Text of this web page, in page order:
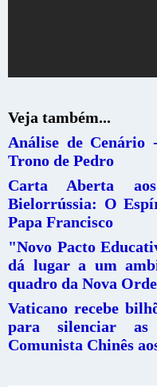
Veja também...
Análise de Cenário
Trono de Pedro
Carta Aberta
Bielorrússia: O
Papa Francisco
"Novo Pacto
dá lugar a um
quadro da Nova
Vaticano recebe
para silenciar as
Comunista Chinês